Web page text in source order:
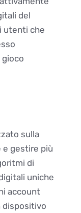
del
utenti che
gioco
sulla
e gestire più
di
uniche
account
dispositivo